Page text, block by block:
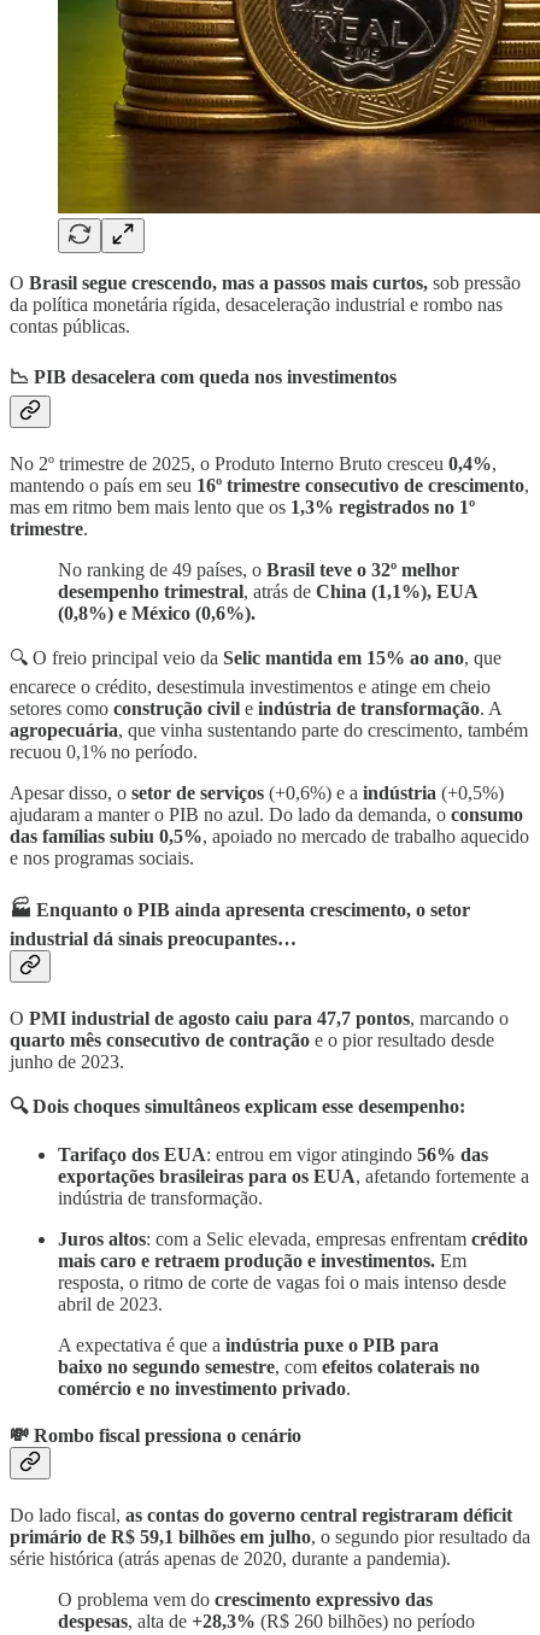
O Brasil segue crescendo, mas a passos mais curtos, sob pressão
da política monetária rígida, desaceleração industrial e rombo nas
contas públicas.
📉 PIB desacelera com queda nos investimentos
No 2º trimestre de 2025, o Produto Interno Bruto cresceu 0,4%,
mantendo o país em seu 16º trimestre consecutivo de crescimento,
mas em ritmo bem mais lento que os 1,3% registrados no 1º
trimestre.
No ranking de 49 países, o Brasil teve o 32º melhor
desempenho trimestral, atrás de China (1,1%), EUA
(0,8%) e México (0,6%).
🔍 O freio principal veio da Selic mantida em 15% ao ano, que
encarece o crédito, desestimula investimentos e atinge em cheio
setores como construção civil e indústria de transformação. A
agropecuária, que vinha sustentando parte do crescimento, também
recuou 0,1% no período.
Apesar disso, o setor de serviços (+0,6%) e a indústria (+0,5%)
ajudaram a manter o PIB no azul. Do lado da demanda, o consumo
das famílias subiu 0,5%, apoiado no mercado de trabalho aquecido
e nos programas sociais.
🏭 Enquanto o PIB ainda apresenta crescimento, o setor
industrial dá sinais preocupantes…
O PMI industrial de agosto caiu para 47,7 pontos, marcando o
quarto mês consecutivo de contração e o pior resultado desde
junho de 2023.
🔍 Dois choques simultâneos explicam esse desempenho:
Tarifaço dos EUA: entrou em vigor atingindo 56% das
exportações brasileiras para os EUA, afetando fortemente a
indústria de transformação.
Juros altos: com a Selic elevada, empresas enfrentam crédito
mais caro e retraem produção e investimentos. Em
resposta, o ritmo de corte de vagas foi o mais intenso desde
abril de 2023.
A expectativa é que a indústria puxe o PIB para
baixo no segundo semestre, com efeitos colaterais no
comércio e no investimento privado.
💸 Rombo fiscal pressiona o cenário
Do lado fiscal, as contas do governo central registraram déficit
primário de R$ 59,1 bilhões em julho, o segundo pior resultado da
série histórica (atrás apenas de 2020, durante a pandemia).
O problema vem do crescimento expressivo das
despesas, alta de +28,3% (R$ 260 bilhões) no período